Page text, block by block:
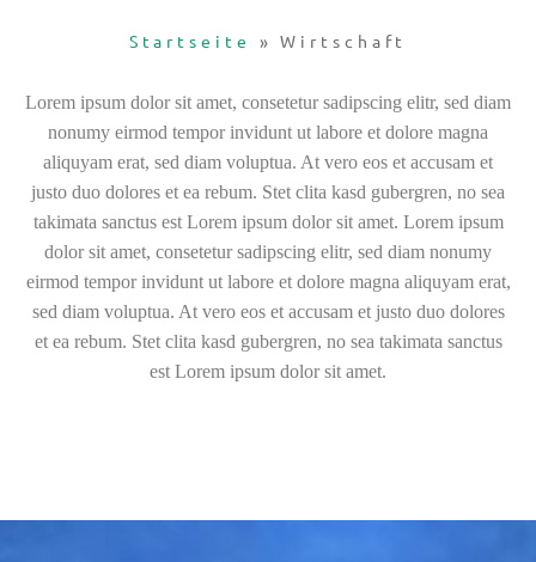
Startseite »Wirtschaft
Lorem ipsum dolor sit amet, consetetur sadipscing elitr, sed diam
nonumy eirmod tempor invidunt ut labore et dolore magna
aliquyam erat, sed diam voluptua. At vero eos et accusam et
justo duo dolores et ea rebum. Stet clita kasd gubergren, no sea
takimata sanctus est Lorem ipsum dolor sit amet. Lorem ipsum
dolor sit amet, consetetur sadipscing elitr, sed diam nonumy
eirmod tempor invidunt ut labore et dolore magna aliquyam erat,
sed diam voluptua. At vero eos et accusam et justo duo dolores
et ea rebum. Stet clita kasd gubergren, no sea takimata sanctus
est Lorem ipsum dolor sit amet.